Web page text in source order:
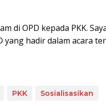
di OPD kepada PKK.
hadir dalam acara
PKK Sosialisasikan